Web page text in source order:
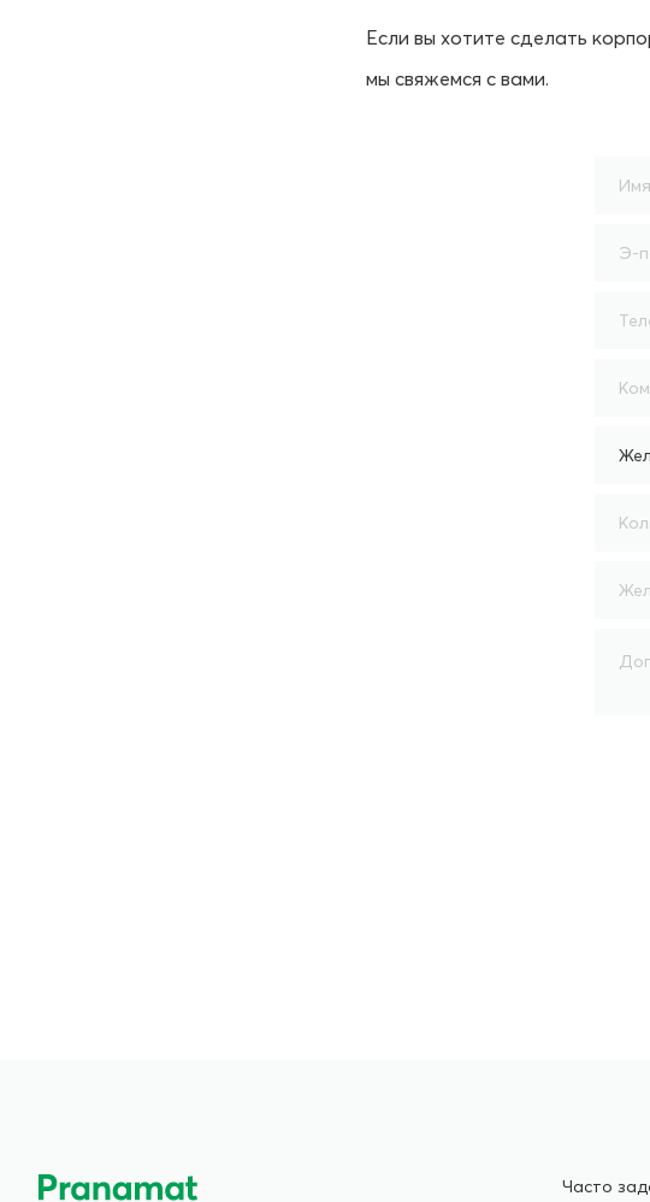
Если вы хотите сделать
мы свяжемся с вами.
Часто